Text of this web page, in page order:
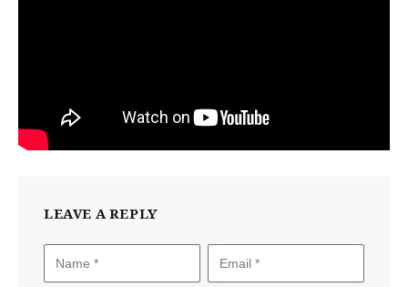
LEAVE A REPLY